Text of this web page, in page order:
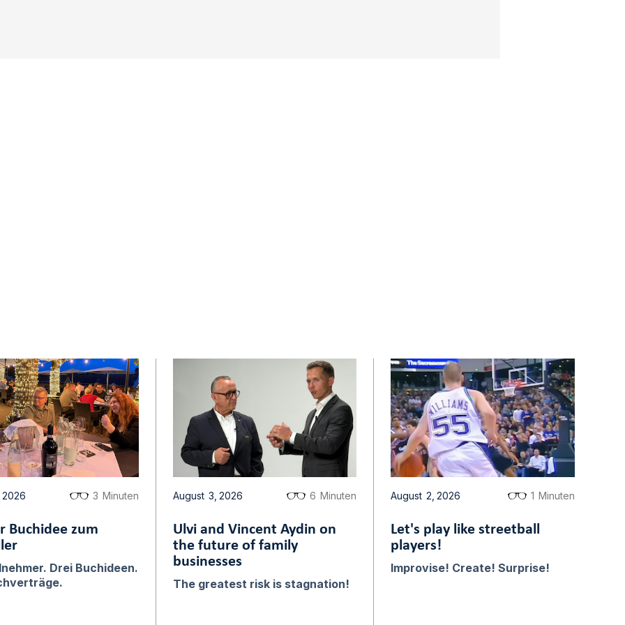
2026 3 Minuten
Buchidee zum
Drei Buchideen.
August 3 2026 6 Minuten
Ulvi and Vincent Aydin on
the future of family
businesses
The greatest risk is stagnation!
August 2 2026 1 Minuten
Let's play like streetball
players!
Improvise! Create! Surprise!